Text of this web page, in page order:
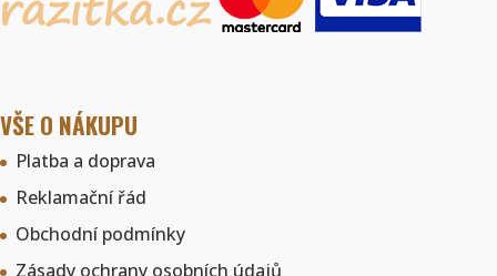
VŠE O NÁKUPU
Platba a doprava
Reklamační řád
Obchodní podmínky
Zásady ochrany osobních údajů